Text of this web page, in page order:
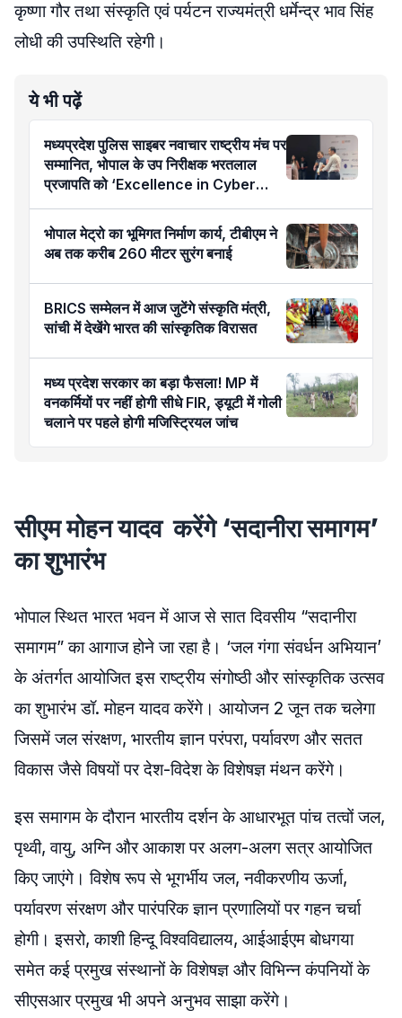
कृष्णा गौर तथा संस्कृति एवं पर्यटन राज्यमंत्री धर्मेन्द्र भाव सिंह
लोधी की उपस्थिति रहेगी।
ये भी पढ़ें
मध्यप्रदेश पुलिस साइबर नवाचार राष्ट्रीय मंच पर
सम्मानित, भोपाल के उप निरीक्षक भरतलाल
प्रजापति को ‘Excellence in Cyber
Policing’ अवार्ड
भोपाल मेट्रो का भूमिगत निर्माण कार्य, टीबीएम ने
अब तक करीब 260 मीटर सुरंग बनाई
BRICS सम्मेलन में आज जुटेंगे संस्कृति मंत्री,
सांची में देखेंगे भारत की सांस्कृतिक विरासत
मध्य प्रदेश सरकार का बड़ा फैसला! MP में
वनकर्मियों पर नहीं होगी सीधे FIR, ड्यूटी में गोली
चलाने पर पहले होगी मजिस्ट्रियल जांच
सीएम मोहन यादव करेंगे ‘सदानीरा समागम’
का शुभारंभ
भोपाल स्थित भारत भवन में आज से सात दिवसीय “सदानीरा
समागम” का आगाज होने जा रहा है। ‘जल गंगा संवर्धन अभियान’
के अंतर्गत आयोजित इस राष्ट्रीय संगोष्ठी और सांस्कृतिक उत्सव
का शुभारंभ डॉ. मोहन यादव करेंगे। आयोजन 2 जून तक चलेगा
जिसमें जल संरक्षण, भारतीय ज्ञान परंपरा, पर्यावरण और सतत
विकास जैसे विषयों पर देश-विदेश के विशेषज्ञ मंथन करेंगे।
इस समागम के दौरान भारतीय दर्शन के आधारभूत पांच तत्वों जल,
पृथ्वी, वायु, अग्नि और आकाश पर अलग-अलग सत्र आयोजित
किए जाएंगे। विशेष रूप से भूगर्भीय जल, नवीकरणीय ऊर्जा,
पर्यावरण संरक्षण और पारंपरिक ज्ञान प्रणालियों पर गहन चर्चा
होगी। इसरो, काशी हिन्दू विश्वविद्यालय, आईआईएम बोधगया
समेत कई प्रमुख संस्थानों के विशेषज्ञ और विभिन्न कंपनियों के
सीएसआर प्रमुख भी अपने अनुभव साझा करेंगे।